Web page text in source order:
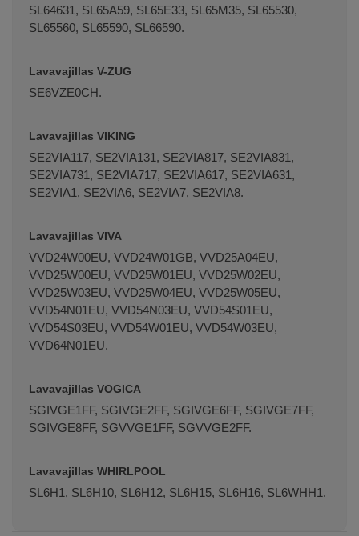
SL64631, SL65A59, SL65E33, SL65M35, SL65530,
SL65560, SL65590, SL66590.
Lavavajillas V-ZUG
SE6VZE0CH.
Lavavajillas VIKING
SE2VIA117, SE2VIA131, SE2VIA817, SE2VIA831,
SE2VIA731, SE2VIA717, SE2VIA617, SE2VIA631,
SE2VIA1, SE2VIA6, SE2VIA7, SE2VIA8.
Lavavajillas VIVA
VVD24W00EU, VVD24W01GB, VVD25A04EU,
VVD25W00EU, VVD25W01EU, VVD25W02EU,
VVD25W03EU, VVD25W04EU, VVD25W05EU,
VVD54N01EU, VVD54N03EU, VVD54S01EU,
VVD54S03EU, VVD54W01EU, VVD54W03EU,
VVD64N01EU.
Lavavajillas VOGICA
SGIVGE1FF, SGIVGE2FF, SGIVGE6FF, SGIVGE7FF,
SGIVGE8FF, SGVVGE1FF, SGVVGE2FF.
Lavavajillas WHIRLPOOL
SL6H1, SL6H10, SL6H12, SL6H15, SL6H16, SL6WHH1.